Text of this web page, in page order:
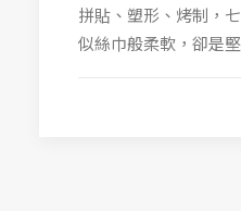
拼貼、塑形、烤制，
似絲巾般柔軟，卻是